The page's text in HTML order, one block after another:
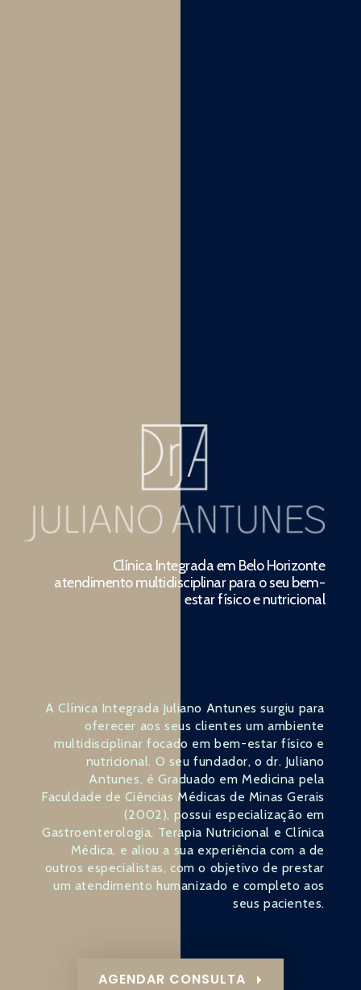
Clínica Integrada em Belo Horizonte
atendimento multidisciplinar para o seu bem-
estar físico e nutricional
A Clínica Integrada Juliano Antunes surgiu para
oferecer aos seus clientes um ambiente
multidisciplinar focado em bem-estar físico e
nutricional. O seu fundador, o dr. Juliano
Antunes, é Graduado em Medicina pela
Faculdade de Ciências Médicas de Minas Gerais
(2002), possui especialização em
Gastroenterologia, Terapia Nutricional e Clínica
Médica, e aliou a sua experiência com a de
outros especialistas, com o objetivo de prestar
um atendimento humanizado e completo aos
seus pacientes.
AGENDAR CONSULTA